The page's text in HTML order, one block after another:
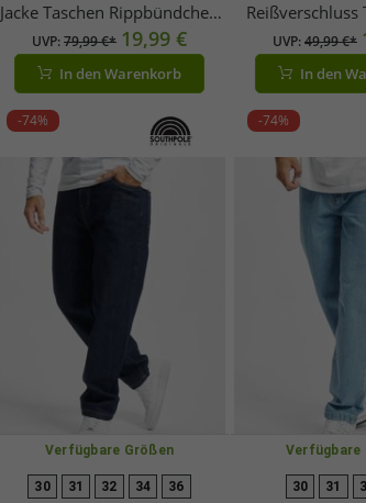
Jacke Taschen Rippbündchen
330 g/m² Beige
UVP:79,99 €* 19,99 €
In den Warenkorb
Reißverschluss
UVP:49,99 €*
In den
-74%
Verfügbare Größen
30 31 32 34 36
-74%
Verfügbare
30 31